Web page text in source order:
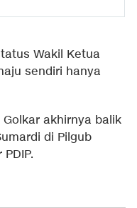
Wakil Ketua
sendiri hanya
Golkar akhirnya balik
di Pilgub